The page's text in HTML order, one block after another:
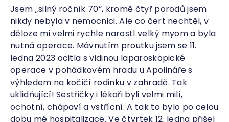
Jsem „silný ročník 70”, kromě čtyř porodů jsem
nikdy nebyla v nemocnici. Ale co čert nechtěl, v
děloze mi velmi rychle narostl velký myom a byla
nutná operace. Mávnutím proutku jsem se 11.
ledna 2023 ocitla s vidinou laparoskopické
operace v pohádkovém hradu u Apolináře s
výhledem na kočičí rodinku v zahradě. Tak
uklidňující! Sestřičky i lékaři byli velmi milí,
ochotní, chápaví a vstřícní. A tak to bylo po celou
dobu mé hospitalizace. Ve čtvrtek 12. ledna přišel